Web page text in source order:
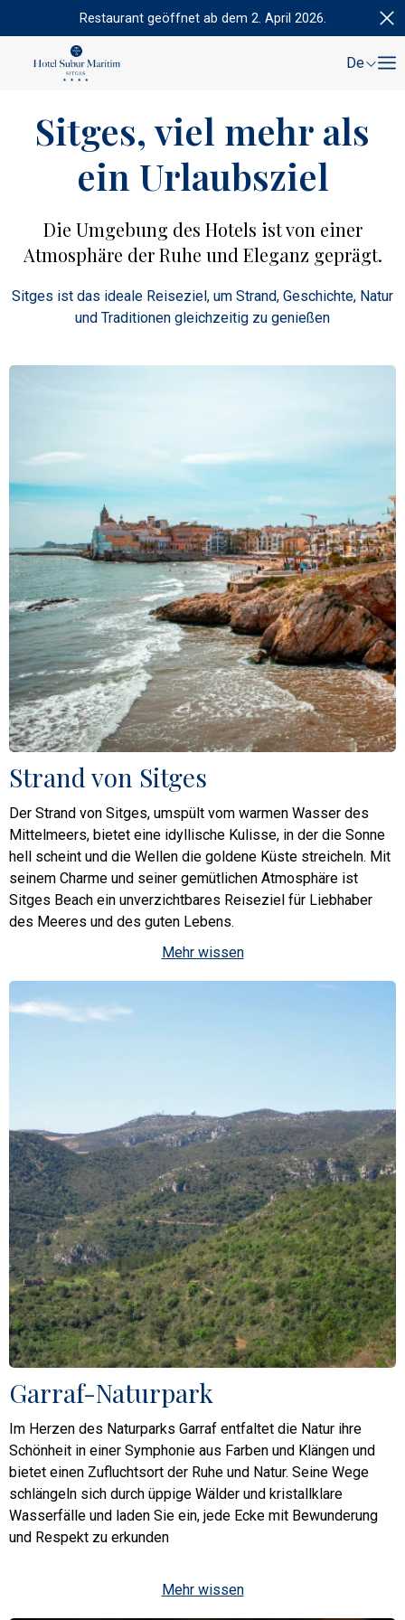
Restaurant geöffnet ab dem 2. April 2026.
De
Sitges, viel mehr als
ein Urlaubsziel
Die Umgebung des Hotels ist von einer
Atmosphäre der Ruhe und Eleganz geprägt.
Sitges ist das ideale Reiseziel, um Strand, Geschichte, Natur
und Traditionen gleichzeitig zu genießen
Strand von Sitges
Der Strand von Sitges, umspült vom warmen Wasser des
Mittelmeers, bietet eine idyllische Kulisse, in der die Sonne
hell scheint und die Wellen die goldene Küste streicheln. Mit
seinem Charme und seiner gemütlichen Atmosphäre ist
Sitges Beach ein unverzichtbares Reiseziel für Liebhaber
des Meeres und des guten Lebens.
Mehr wissen
Garraf-Naturpark
Im Herzen des Naturparks Garraf entfaltet die Natur ihre
Schönheit in einer Symphonie aus Farben und Klängen und
bietet einen Zufluchtsort der Ruhe und Natur. Seine Wege
schlängeln sich durch üppige Wälder und kristallklare
Wasserfälle und laden Sie ein, jede Ecke mit Bewunderung
und Respekt zu erkunden
Mehr wissen